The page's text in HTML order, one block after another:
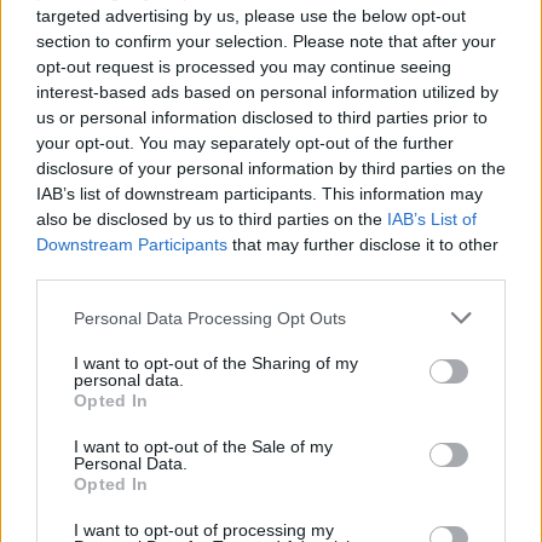
targeted advertising by us, please use the below opt-out
section to confirm your selection. Please note that after your
opt-out request is processed you may continue seeing
interest-based ads based on personal information utilized by
us or personal information disclosed to third parties prior to
your opt-out. You may separately opt-out of the further
disclosure of your personal information by third parties on the
IAB’s list of downstream participants. This information may
also be disclosed by us to third parties on the IAB’s List of
Downstream Participants that may further disclose it to other
Personal Data Processing Opt Outs
I want to opt-out of the Sharing of my
personal data.
Opted In
I want to opt-out of the Sale of my
Personal Data.
Opted In
I want to opt-out of processing my
Oggi sulla rete sono attivi ogni giorno1.300
cantieri tra manutenzione e investimenti, con
circa 272mila interruzioni programmate annue
necessarie a consentire l’avanzamento dei lavori.
Il volume degli investimenti di RFI è cresciuto
del 49% rispetto al 2023 , confermando il Gruppo
FS come principale investitore infrastrutturale del
Paese.
alla manutenzione e al miglioramento della
resilienza dell’infrastruttura
rivolto alle grandi opere strategiche
Parallelamente è aumentato anche il numero